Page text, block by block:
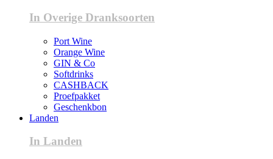
In Overige Dranksoorten
Port Wine
Orange Wine
GIN & Co
Softdrinks
CASHBACK
Proefpakket
Geschenkbon
Landen
In Landen